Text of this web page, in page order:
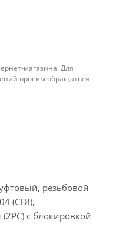
Он
к коррозии и
магазина. Для
просим обращаться
резьбовой
(CF8),
с блокировкой